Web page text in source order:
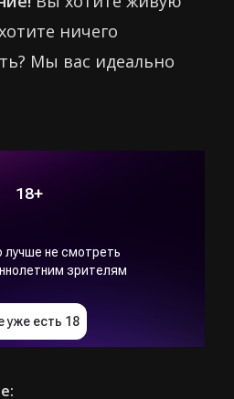
ничего
Мы вас идеально